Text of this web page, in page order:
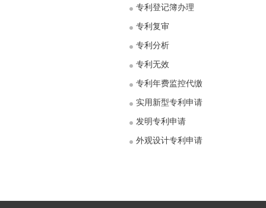
专利登记簿办理
专利复审
专利分析
专利无效
专利年费监控代缴
实用新型专利申请
发明专利申请
外观设计专利申请